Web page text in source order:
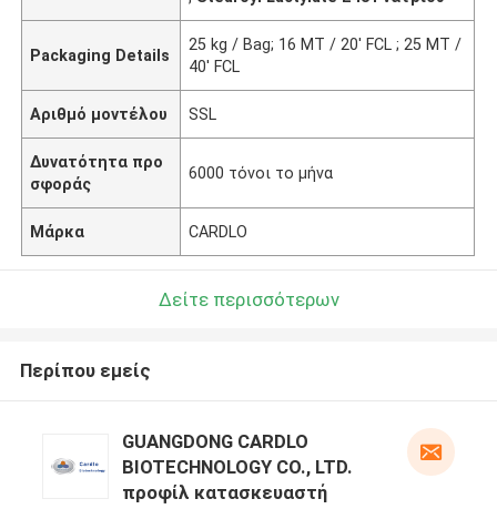
Packaging Details
25 kg / Bag; 16 MT / 20' FCL ; 25 MT /
40' FCL
Αριθμό μοντέλου SSL
Δυνατότητα προ
σφοράς
6000 τόνοι το μήνα
Μάρκα CARDLO
Δείτε περισσότερων
Περίπου εμείς
GUANGDONG CARDLO
BIOTECHNOLOGY CO., LTD.
προφίλ κατασκευαστή